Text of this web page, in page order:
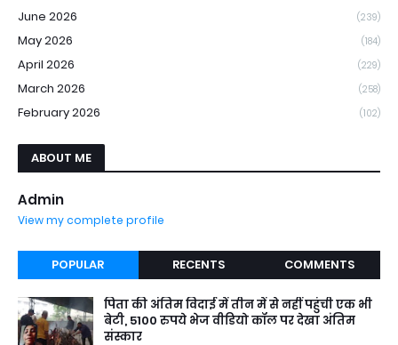
June 2026 (239)
May 2026 (184)
April 2026 (229)
March 2026 (258)
February 2026 (102)
ABOUT ME
Admin
View my complete profile
POPULAR RECENTS COMMENTS
पिता की अंतिम विदाई में तीन में से नहीं पहुंची एक भी
बेटी, 5100 रुपये भेज वीडियो कॉल पर देखा अंतिम
संस्कार